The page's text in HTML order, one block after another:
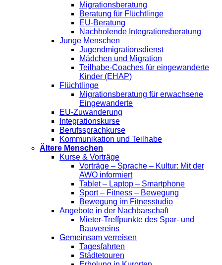
Migrationsberatung
Beratung für Flüchtlinge
EU-Beratung
Nachholende Integrationsberatung
Junge Menschen
Jugendmigrationsdienst
Mädchen und Migration
Teilhabe-Coaches für eingewanderte
Kinder (EHAP)
Flüchtlinge
Migrationsberatung für erwachsene
Eingewanderte
EU-Zuwanderung
Integrationskurse
Berufssprachkurse
Kommunikation und Teilhabe
Ältere Menschen
Kurse & Vorträge
Vorträge – Sprache – Kultur: Mit der
AWO informiert
Tablet – Laptop – Smartphone
Sport – Fitness – Bewegung
Bewegung im Fitnesstudio
Angebote in der Nachbarschaft
Mieter-Treffpunkte des Spar- und
Bauvereins
Gemeinsam verreisen
Tagesfahrten
Städtetouren